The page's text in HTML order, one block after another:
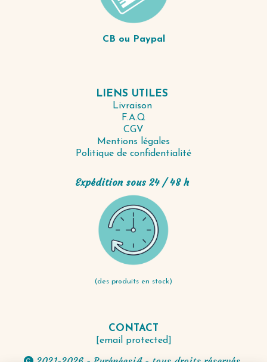
CB ou Paypal
LIENS UTILES
Livraison
F.A.Q
CGV
Mentions légales
Politique de confidentialité
Expédition sous 24 / 48 h
(des produits en stock)
CONTACT
[email protected]